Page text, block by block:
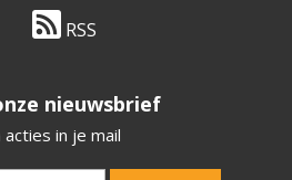
RSS
nieuwsbrief
in je mail